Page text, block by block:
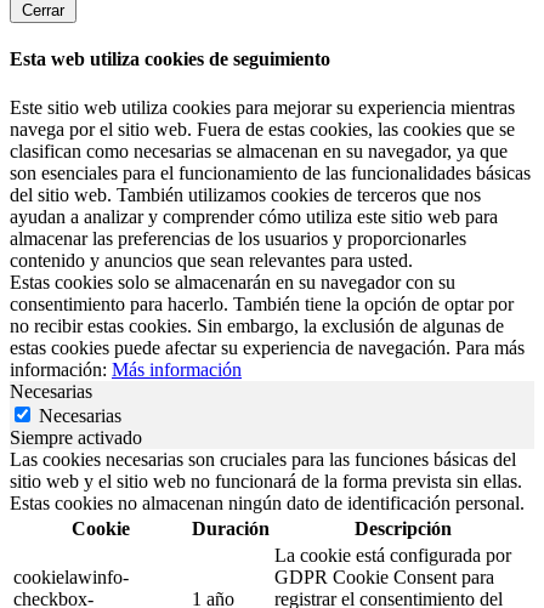
Cerrar
Esta web utiliza cookies de seguimiento
Este sitio web utiliza cookies para mejorar su experiencia mientras
navega por el sitio web. Fuera de estas cookies, las cookies que se
clasifican como necesarias se almacenan en su navegador, ya que
son esenciales para el funcionamiento de las funcionalidades básicas
del sitio web. También utilizamos cookies de terceros que nos
ayudan a analizar y comprender cómo utiliza este sitio web para
almacenar las preferencias de los usuarios y proporcionarles
contenido y anuncios que sean relevantes para usted.
Estas cookies solo se almacenarán en su navegador con su
consentimiento para hacerlo. También tiene la opción de optar por
no recibir estas cookies. Sin embargo, la exclusión de algunas de
estas cookies puede afectar su experiencia de navegación. Para más
información: Más información
Necesarias
Necesarias
Siempre activado
Las cookies necesarias son cruciales para las funciones básicas del
sitio web y el sitio web no funcionará de la forma prevista sin ellas.
Estas cookies no almacenan ningún dato de identificación personal.
Cookie
Duración Descripción
cookielawinfo-
checkbox-
1 año
La cookie está configurada por
GDPR Cookie Consent para
registrar el consentimiento del